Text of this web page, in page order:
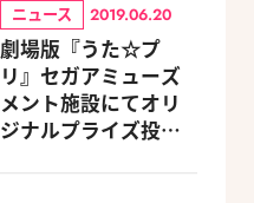
ニュース 2019.06.20
劇場版『うた☆プ
リ』セガアミューズ
メント施設にてオリ
ジナルプライズ投入